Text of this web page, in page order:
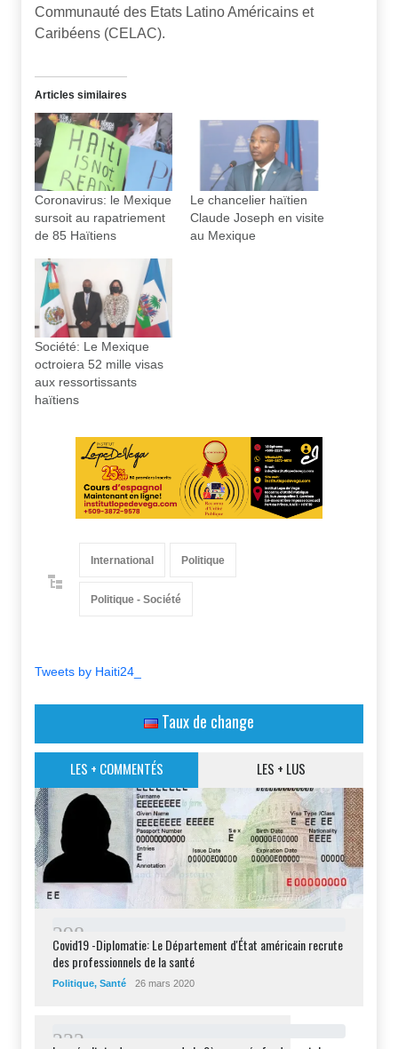
Communauté des Etats Latino Américains et
Caribéens (CELAC).
Articles similaires
Coronavirus: le Mexique
sursoit au rapatriement
de 85 Haïtiens
Le chancelier haïtien
Claude Joseph en visite
au Mexique
Société: Le Mexique
octroiera 52 mille visas
aux ressortissants
haïtiens
International Politique
Politique - Société
Tweets by Haiti24_
Taux de change
LES + COMMENTÉS LES + LUS
298
Covid19 -Diplomatie: Le Département d'État américain recrute
des professionnels de la santé
Politique, Santé 26 mars 2020
232